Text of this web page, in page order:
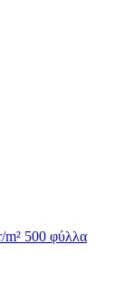
500 φύλλα